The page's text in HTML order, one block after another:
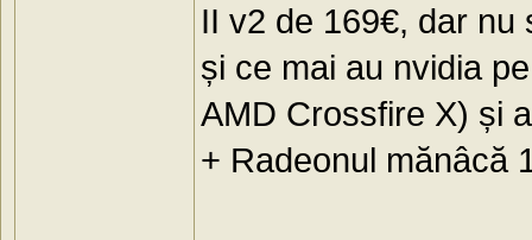
II v2 de 169€, dar nu
și ce mai au nvidia
AMD Crossfire X) și
+ Radeonul mănâcă